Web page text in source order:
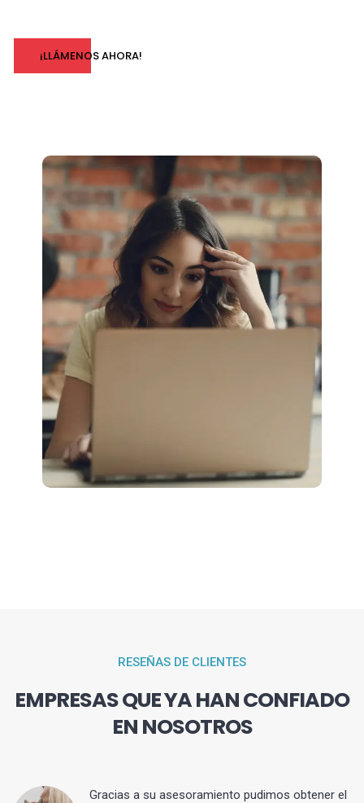
¡LLÁMENOS AHORA!
RESEÑAS DE CLIENTES
EMPRESAS QUE YA HAN CONFIADO
EN NOSOTROS
Gracias a su asesoramiento pudimos obtener el